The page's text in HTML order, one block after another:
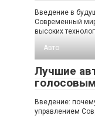
Введение в
Современный
высоких
Авто
Лучшие
Введение:
управлением